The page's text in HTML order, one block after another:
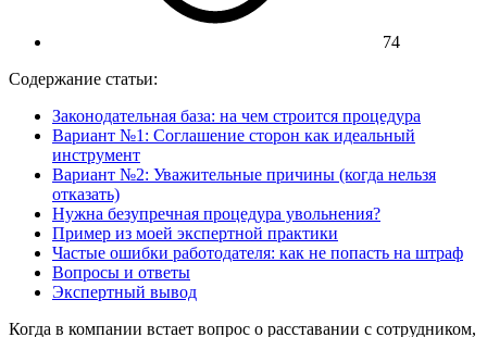
74
Содержание статьи:
Законодательная база: на чем строится процедура
Вариант №1: Соглашение сторон как идеальный
инструмент
Вариант №2: Уважительные причины (когда нельзя
отказать)
Нужна безупречная процедура увольнения?
Пример из моей экспертной практики
Частые ошибки работодателя: как не попасть на штраф
Вопросы и ответы
Экспертный вывод
Когда в компании встает вопрос о расставании с сотрудником,